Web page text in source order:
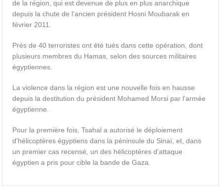
de la région, qui est devenue de plus en plus anarchique
depuis la chute de l’ancien président Hosni Moubarak en
février 2011.
Près de 40 terroristes ont été tués dans cette opération, dont
plusieurs membres du Hamas, selon des sources militaires
égyptiennes.
La violence dans la région est une nouvelle fois en hausse
depuis la destitution du président Mohamed Morsi par l’armée
égyptienne.
Pour la première fois, Tsahal a autorisé le déploiement
d’hélicoptères égyptiens dans la péninsule du Sinaï, et, dans
un premier cas recensé, un des hélicoptères d’attaque
égyptien a pris pour cible la bande de Gaza.